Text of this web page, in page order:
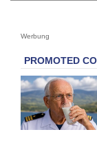
Werbung